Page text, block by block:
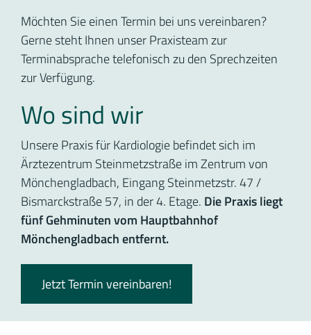
Möchten Sie einen Termin bei uns vereinbaren?
Gerne steht Ihnen unser Praxisteam zur
Terminabsprache telefonisch zu den Sprechzeiten
zur Verfügung.
Wo sind wir
Unsere Praxis für Kardiologie befindet sich im
Ärztezentrum Steinmetzstraße im Zentrum von
Mönchengladbach, Eingang Steinmetzstr. 47 /
Bismarckstraße 57, in der 4. Etage. Die Praxis liegt
fünf Gehminuten vom Hauptbahnhof
Mönchengladbach entfernt.
Jetzt Termin vereinbaren!